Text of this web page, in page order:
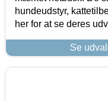
hundeudstyr,
her for at se deres
Se